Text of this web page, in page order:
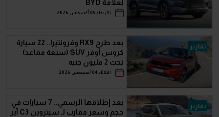
لعلامة BYD
الأربعاء 05 أغسطس 2026
تقارير
بعد طرح RX9 وفرونتيرا.. 22 سيارة
كروس أوفر SUV (سبعة مقاعد)
تحت 2 مليون جنيه
الثلاثاء 04 أغسطس 2026
تقارير
بعد إطلاقها الرسمي.. 7 سيارات في
حجم وسعر مقارب لـ سيتروين C3 آير